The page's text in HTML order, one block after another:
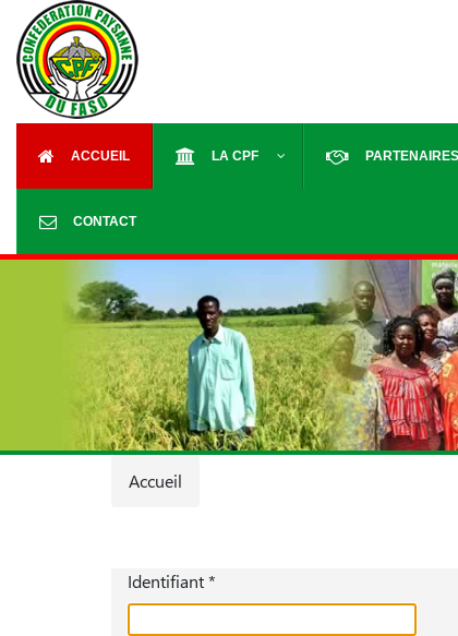
ACCUEIL LA CPF
CONTACT
Accueil
Identifiant*